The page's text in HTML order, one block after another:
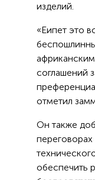
изделий.
«Еипет это
соглашений
отметил
Он также
обеспечить